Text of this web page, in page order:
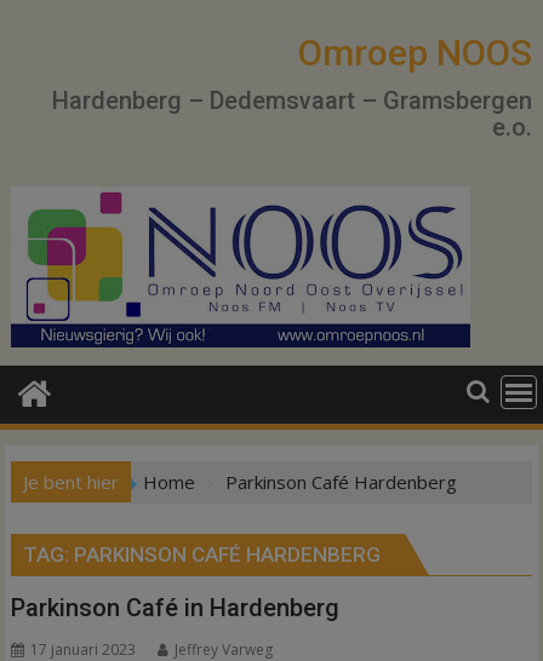
Omroep NOOS
Hardenberg – Dedemsvaart – Gramsbergen
e.o.
Je bent hier Home Parkinson Café Hardenberg
TAG: PARKINSON CAFÉ HARDENBERG
Parkinson Café in Hardenberg
17 januari 2023 Jeffrey Varweg